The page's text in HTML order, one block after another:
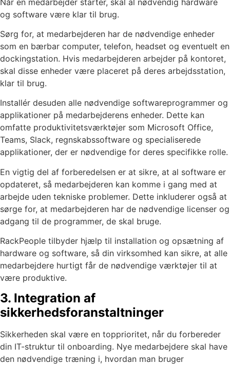
og software være klar til brug.
Sørg for, at medarbejderen har de nødvendige enheder
som en bærbar computer, telefon, headset og eventuelt en
dockingstation. Hvis medarbejderen arbejder på kontoret,
skal disse enheder være placeret på deres arbejdsstation,
klar til brug.
Installér desuden alle nødvendige softwareprogrammer og
applikationer på medarbejderens enheder. Dette kan
omfatte produktivitetsværktøjer som Microsoft Office,
Teams, Slack, regnskabssoftware og specialiserede
applikationer, der er nødvendige for deres specifikke rolle.
En vigtig del af forberedelsen er at sikre, at al software er
opdateret, så medarbejderen kan komme i gang med at
arbejde uden tekniske problemer. Dette inkluderer også at
sørge for, at medarbejderen har de nødvendige licenser og
adgang til de programmer, de skal bruge.
RackPeople tilbyder hjælp til installation og opsætning af
hardware og software, så din virksomhed kan sikre, at alle
medarbejdere hurtigt får de nødvendige værktøjer til at
være produktive.
3. Integration af
sikkerhedsforanstaltninger
Sikkerheden skal være en topprioritet, når du forbereder
din IT-struktur til onboarding. Nye medarbejdere skal have
den nødvendige træning i, hvordan man bruger